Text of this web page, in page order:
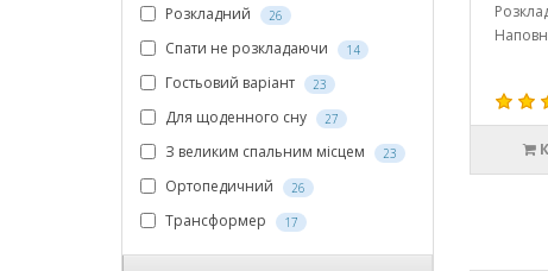
Розкладний
26
Спати не розкладаючи 14
Гостьовий варіант 23
Для щоденного сну 27
З великим спальним місцем 23
Ортопедичний 26
Трансформер 17